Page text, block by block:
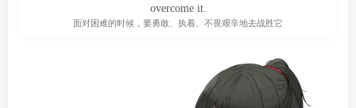
overcome it.
面对困难的时候，要勇敢、执着、不畏艰辛地去战胜它